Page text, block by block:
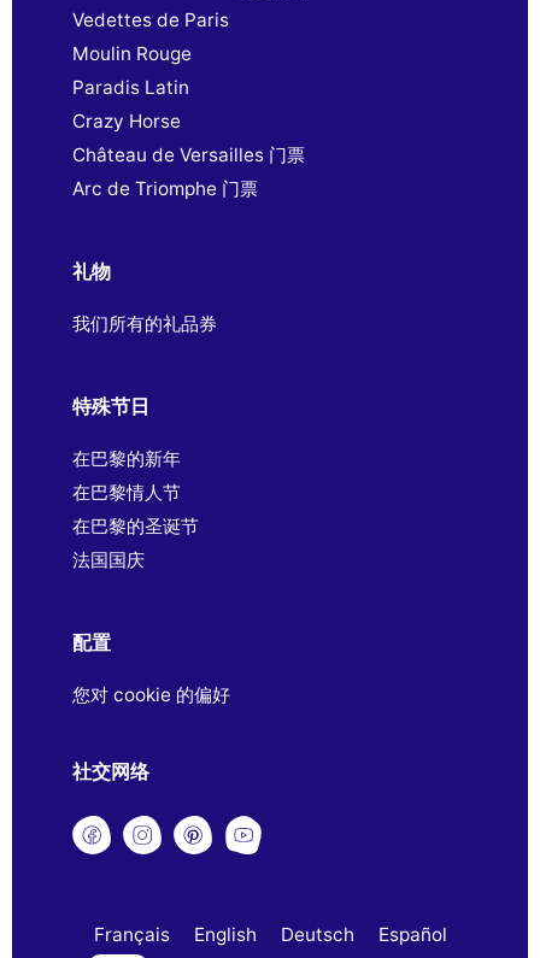
Vedettes de Paris
Moulin Rouge
Paradis Latin
Crazy Horse
Château de Versailles 门票
Arc de Triomphe 门票
礼物
我们所有的礼品券
特殊节日
在巴黎的新年
在巴黎情人节
在巴黎的圣诞节
法国国庆
配置
您对 cookie 的偏好
社交网络
Français English Deutsch Español